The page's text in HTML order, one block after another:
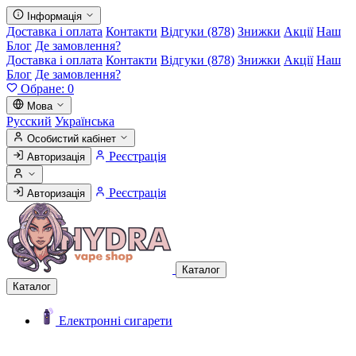
Інформація
Доставка і оплата Контакти Відгуки (878) Знижки Акції Наш
Блог Де замовлення?
Доставка і оплата Контакти Відгуки (878) Знижки Акції Наш
Блог Де замовлення?
Обране: 0
Мова
Русский Українська
Особистий кабінет
Авторизація
Реєстрація
Авторизація Реєстрація
Каталог
Каталог
Електронні сигарети